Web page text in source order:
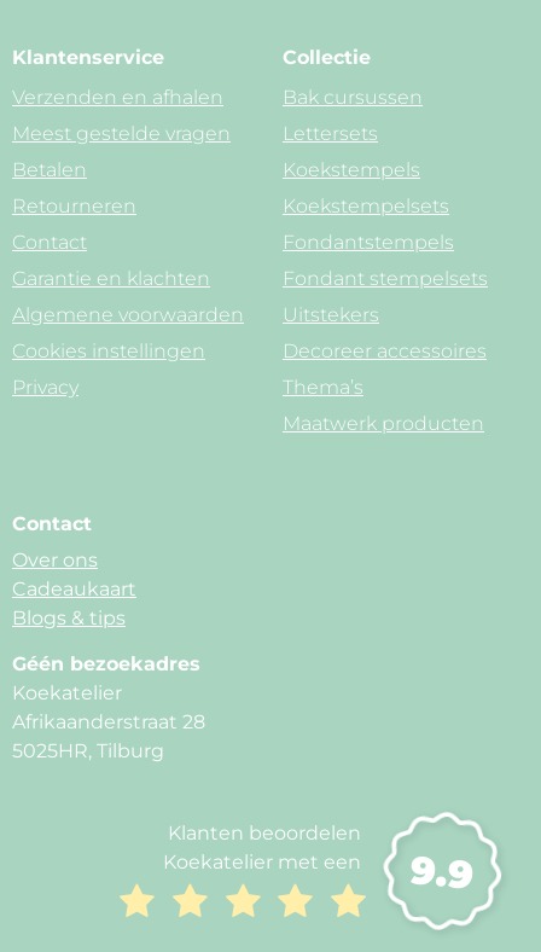
Klantenservice
Verzenden en afhalen
Meest gestelde vragen
Betalen
Retourneren
Contact
Garantie en klachten
Algemene voorwaarden
Cookies instellingen
Privacy
Collectie
Bak cursussen
Lettersets
Koekstempels
Koekstempelsets
Fondantstempels
Fondant stempelsets
Uitstekers
Decoreer accessoires
Thema’s
Maatwerk producten
Contact
Over ons
Cadeaukaart
Blogs & tips
Géén bezoekadres
Koekatelier
Afrikaanderstraat 28
5025HR, Tilburg
Klanten beoordelen
Koekatelier met een
9.9